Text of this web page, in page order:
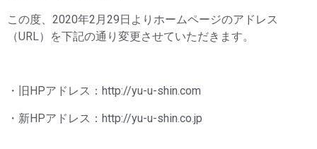
この度、2020年2月29日よりホームページのアドレス
（URL）を下記の通り変更させていただきます。
・旧HPアドレス：http://yu-u-shin.com
・新HPアドレス：http://yu-u-shin.co.jp